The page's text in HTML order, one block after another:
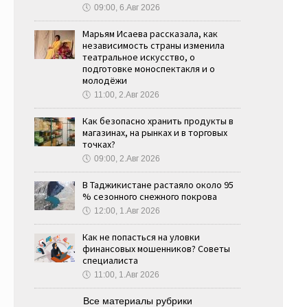
🕔 09:00, 6.Авг 2026
Марьям Исаева рассказала, как
независимость страны изменила
театральное искусство, о
подготовке моноспектакля и о
молодёжи
🕔 11:00, 2.Авг 2026
Как безопасно хранить продукты в
магазинах, на рынках и в торговых
точках?
🕔 09:00, 2.Авг 2026
В Таджикистане растаяло около 95
% сезонного снежного покрова
🕔 12:00, 1.Авг 2026
Как не попасться на уловки
финансовых мошенников? Советы
специалиста
🕔 11:00, 1.Авг 2026
Все материалы рубрики